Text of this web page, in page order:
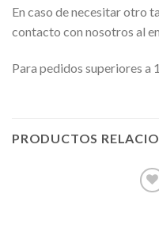
En caso de necesitar otro
contacto con nosotros al
Para pedidos superiores a
PRODUCTOS